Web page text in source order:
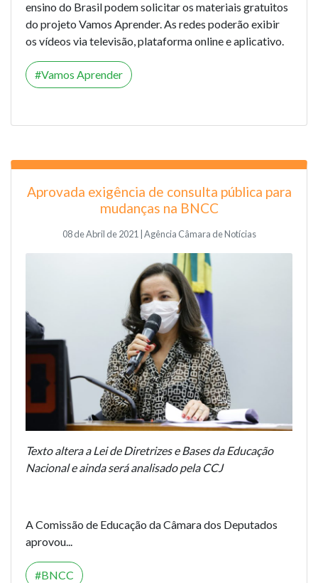
ensino do Brasil podem solicitar os materiais gratuitos
do projeto Vamos Aprender. As redes poderão exibir
os vídeos via televisão, plataforma online e aplicativo.
Vamos Aprender
Aprovada exigência de consulta pública para
mudanças na BNCC
08 de Abril de 2021 | Agência Câmara de Notícias
Texto altera a Lei de Diretrizes e Bases da Educação
Nacional e ainda será analisado pela CCJ
A Comissão de Educação da Câmara dos Deputados
aprovou...
BNCC